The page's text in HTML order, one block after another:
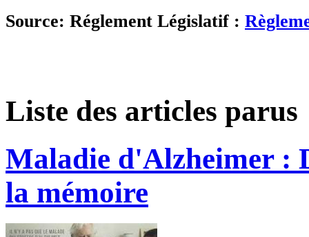
Source: Réglement Législatif :
Liste des articles parus
Maladie d'Alzheimer :
la mémoire